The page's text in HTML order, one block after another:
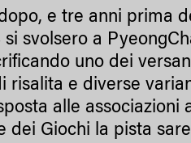
e tre anni prima
si svolsero a
uno dei
risalita e diverse
alle
dei Giochi la pista